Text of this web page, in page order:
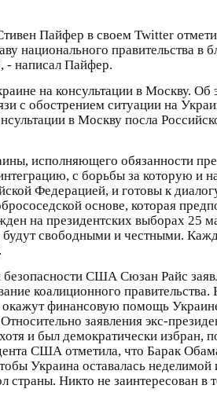
Пайфер в своем Twitter
национального правительства
- написал Пайфер.
на консультации в Москву.
с обострением ситуации на
в Москву посла
исполняющего обязанности
с борьбы за которую
Федерацией, и готовы к
основе, которая
на президентских выборах 25
свободными и честными.
США Сюзан Райс
коалиционного
финансовую помощь Украине
заявления экс-
и был демократически избран,
США отметила, что Барак
Украина оставалась
Никто не заинтересован в